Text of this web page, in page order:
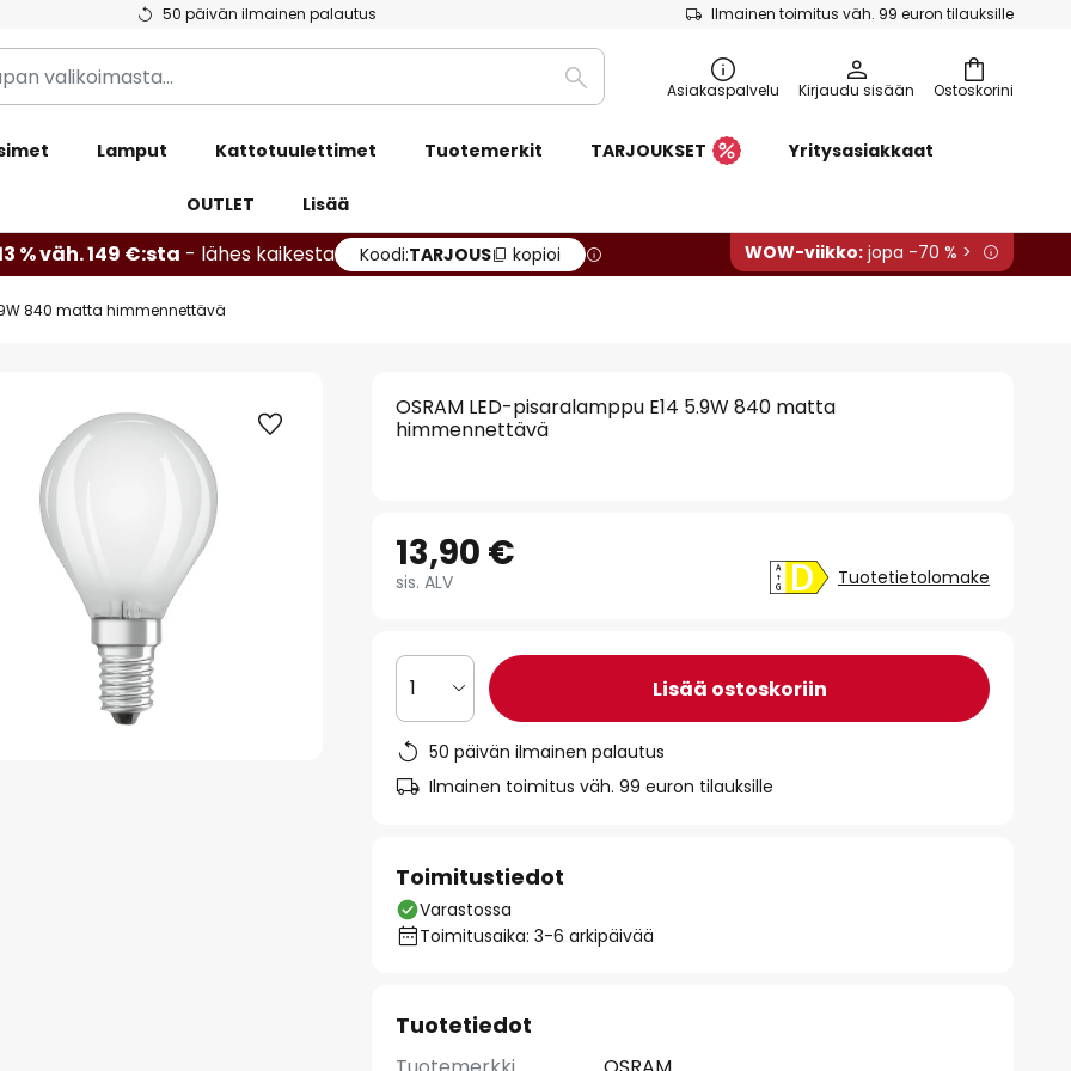
50 päivän ilmainen palautus Ilmainen toimitus väh. 99 euron tilauksille
Ostoskorini
Etsi Asiakaspalvelu Kirjaudu sisään
Lamput Kattotuulettimet Tuotemerkit TARJOUKSET Yritysasiakkaat
OUTLET Lisää
% väh. 149 €:sta - lähes kaikesta Koodi:TARJOUS kopioi WOW-viikko: jopa -70 % >
840 matta himmennettävä
OSRAM LED-pisaralamppu E14 5.9W 840 matta
himmennettävä
13,90 €
sis. ALV Tuotetietolomake
1 Lisää ostoskoriin
50 päivän ilmainen palautus
Ilmainen toimitus väh. 99 euron tilauksille
Toimitustiedot
Varastossa
Toimitusaika: 3-6 arkipäivää
Tuotetiedot